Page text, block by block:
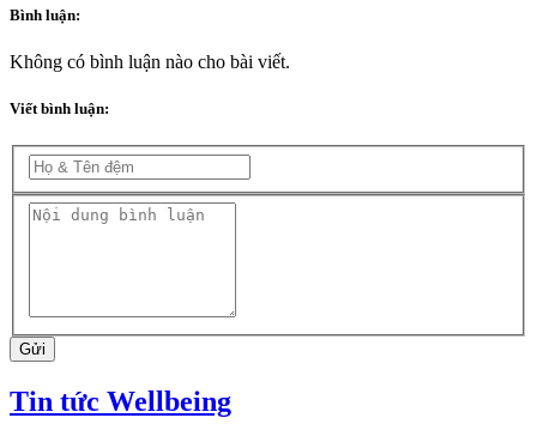
Bình luận:
Không có bình luận nào cho bài viết.
Viết bình luận:
Gửi
Tin tức Wellbeing